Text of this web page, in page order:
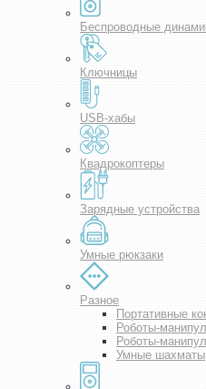
Беспроводные
Ключницы
USB-хабы
Квадрокоптеры
Зарядные устройства
Умные рюкзаки
Разное
Портативные
Роботы-
Роботы-
Умные шахматы